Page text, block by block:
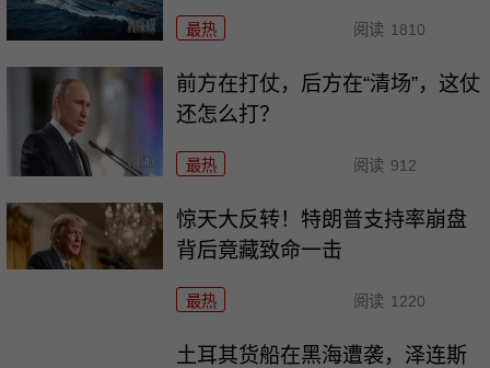
最热 阅读 1810
前方在打仗，后方在“清场”，这仗
还怎么打？
最热 阅读 912
惊天大反转！特朗普支持率崩盘
背后竟藏致命一击
最热 阅读 1220
土耳其货船在黑海遭袭，泽连斯